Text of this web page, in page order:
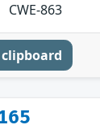
CWE-863
clipboard